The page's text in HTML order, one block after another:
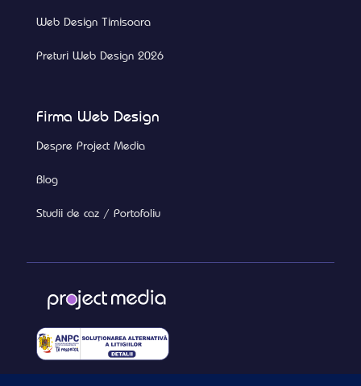
Web Design Timisoara
Preturi Web Design 2026
Firma Web Design
Despre Project Media
Blog
Studii de caz / Portofoliu